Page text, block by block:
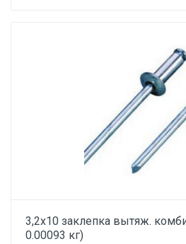
3,2х10 заклепка вытяж.
0.00093 кг)